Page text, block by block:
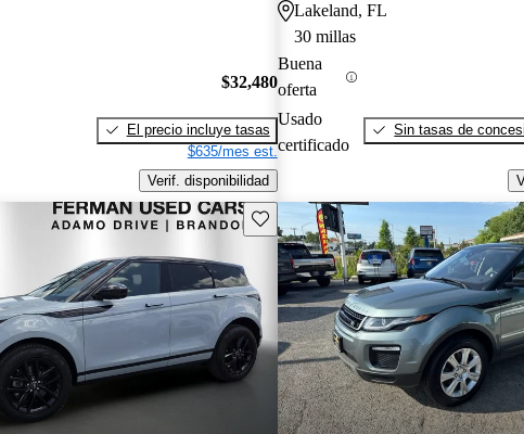
$32,480
El precio incluye tasas
$635/mes est.
Verif. disponibilidad
Lakeland, FL
30 millas
Buena
oferta
Usado
certificado
Sin tasas de
Guarda este Aviso